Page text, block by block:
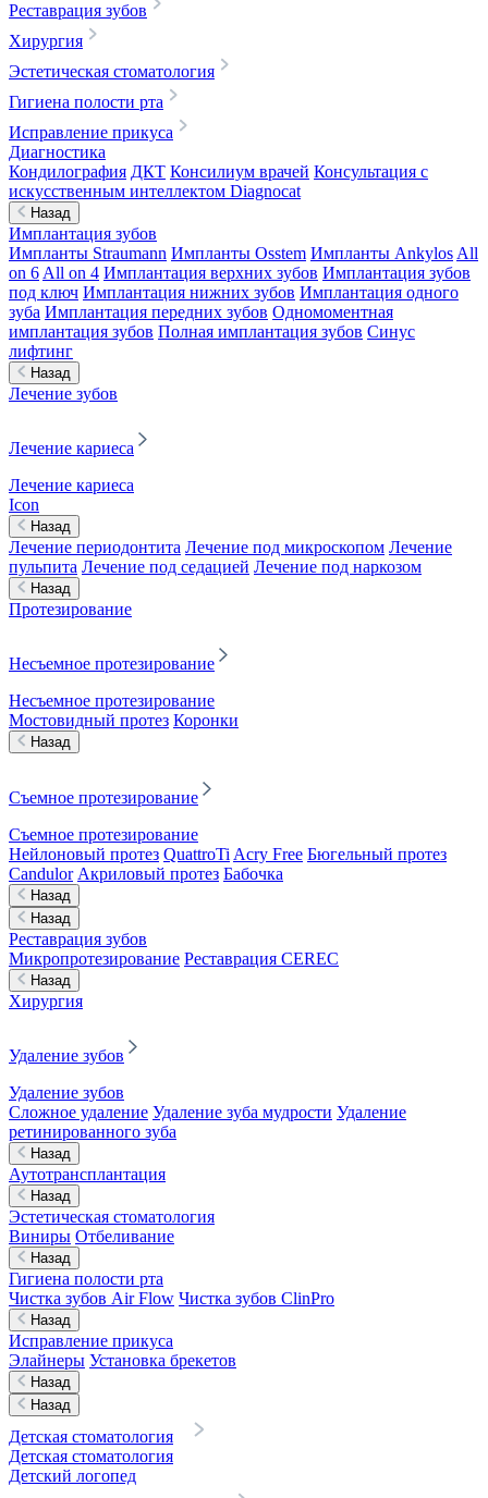
Реставрация зубов
Хирургия
Эстетическая стоматология
Гигиена полости рта
Исправление прикуса
Диагностика
Кондилография ДКТ Консилиум врачей Консультация с
искусственным интеллектом Diagnocat
Назад
Имплантация зубов
Импланты Straumann Импланты Osstem Импланты Ankylos All
on 6 All on 4 Имплантация верхних зубов Имплантация зубов
под ключ Имплантация нижних зубов Имплантация одного
зуба Имплантация передних зубов Одномоментная
имплантация зубов Полная имплантация зубов Синус
лифтинг
Назад
Лечение зубов
Лечение кариеса
Лечение кариеса
Icon
Назад
Лечение периодонтита Лечение под микроскопом Лечение
пульпита Лечение под седацией Лечение под наркозом
Назад
Протезирование
Несъемное протезирование
Несъемное протезирование
Мостовидный протез Коронки
Назад
Съемное протезирование
Съемное протезирование
Нейлоновый протез QuattroTi Acry Free Бюгельный протез
Candulor Акриловый протез Бабочка
Назад
Назад
Реставрация зубов
Микропротезирование Реставрация CEREC
Назад
Хирургия
Удаление зубов
Удаление зубов
Сложное удаление Удаление зуба мудрости Удаление
ретинированного зуба
Назад
Аутотрансплантация
Назад
Эстетическая стоматология
Виниры Отбеливание
Назад
Гигиена полости рта
Чистка зубов Air Flow Чистка зубов ClinPro
Назад
Исправление прикуса
Элайнеры Установка брекетов
Назад
Назад
Детская стоматология
Детская стоматология
Детский логопед